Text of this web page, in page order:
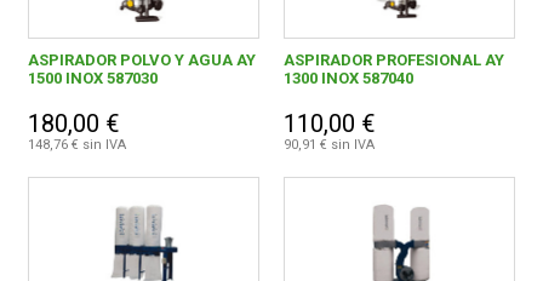
ASPIRADOR POLVO Y AGUA AY
1500 INOX 587030
180,00 €
148,76 € sin IVA
ASPIRADOR PROFESIONAL AY
1300 INOX 587040
110,00 €
90,91 € sin IVA